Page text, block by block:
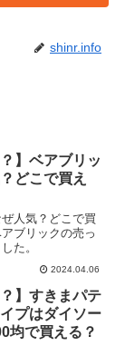
shinr.info
】ベアブリッ
どこで買え
人気？どこで買
ブリックの売っ
た。
2024.04.06
】すきまパテ
プはダイソー
均で買える？